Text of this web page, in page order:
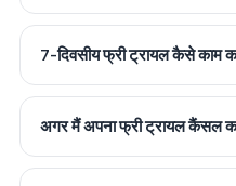
7-दिवसीय फ्री ट्रायल कैसे काम
अगर मैं अपना फ्री ट्रायल कैंसल